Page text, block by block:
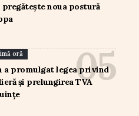
noua postură
oră
a promulgat legea privind
și prelungirea TVA